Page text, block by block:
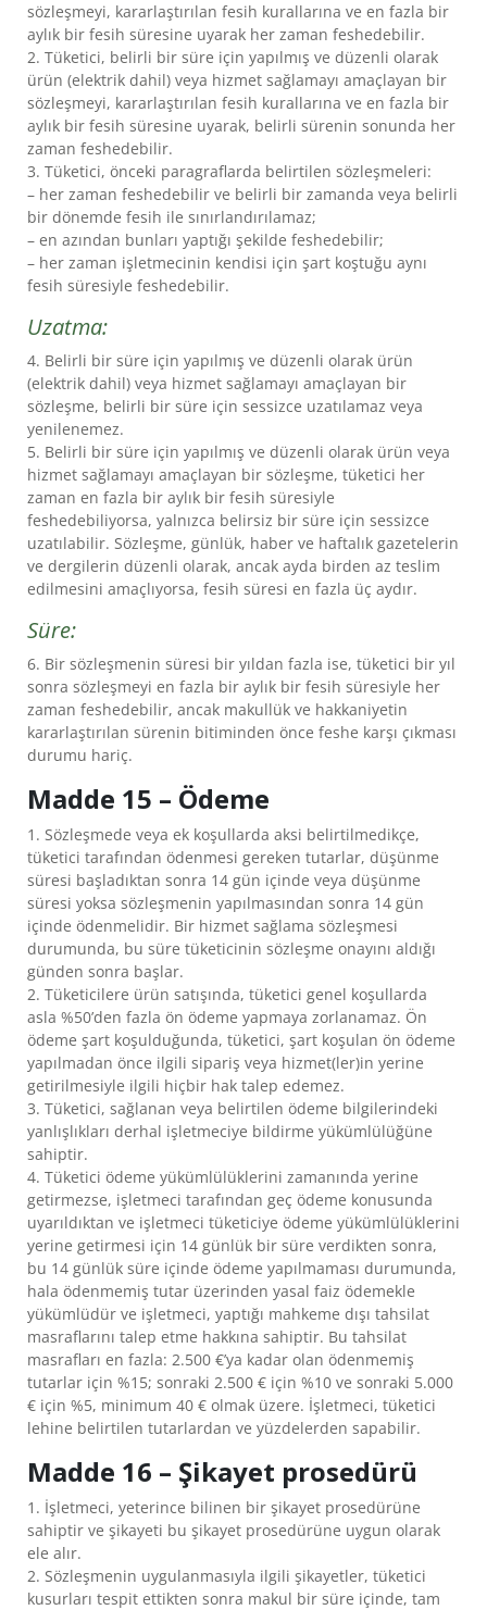
sözleşmeyi, kararlaştırılan fesih kurallarına ve en fazla bir
aylık bir fesih süresine uyarak her zaman feshedebilir.
2. Tüketici, belirli bir süre için yapılmış ve düzenli olarak
ürün (elektrik dahil) veya hizmet sağlamayı amaçlayan bir
sözleşmeyi, kararlaştırılan fesih kurallarına ve en fazla bir
aylık bir fesih süresine uyarak, belirli sürenin sonunda her
zaman feshedebilir.
3. Tüketici, önceki paragraflarda belirtilen sözleşmeleri:
– her zaman feshedebilir ve belirli bir zamanda veya belirli
bir dönemde fesih ile sınırlandırılamaz;
– en azından bunları yaptığı şekilde feshedebilir;
– her zaman işletmecinin kendisi için şart koştuğu aynı
fesih süresiyle feshedebilir.
Uzatma:
4. Belirli bir süre için yapılmış ve düzenli olarak ürün
(elektrik dahil) veya hizmet sağlamayı amaçlayan bir
sözleşme, belirli bir süre için sessizce uzatılamaz veya
yenilenemez.
5. Belirli bir süre için yapılmış ve düzenli olarak ürün veya
hizmet sağlamayı amaçlayan bir sözleşme, tüketici her
zaman en fazla bir aylık bir fesih süresiyle
feshedebiliyorsa, yalnızca belirsiz bir süre için sessizce
uzatılabilir. Sözleşme, günlük, haber ve haftalık gazetelerin
ve dergilerin düzenli olarak, ancak ayda birden az teslim
edilmesini amaçlıyorsa, fesih süresi en fazla üç aydır.
Süre:
6. Bir sözleşmenin süresi bir yıldan fazla ise, tüketici bir yıl
sonra sözleşmeyi en fazla bir aylık bir fesih süresiyle her
zaman feshedebilir, ancak makullük ve hakkaniyetin
kararlaştırılan sürenin bitiminden önce feshe karşı çıkması
durumu hariç.
Madde 15 – Ödeme
1. Sözleşmede veya ek koşullarda aksi belirtilmedikçe,
tüketici tarafından ödenmesi gereken tutarlar, düşünme
süresi başladıktan sonra 14 gün içinde veya düşünme
süresi yoksa sözleşmenin yapılmasından sonra 14 gün
içinde ödenmelidir. Bir hizmet sağlama sözleşmesi
durumunda, bu süre tüketicinin sözleşme onayını aldığı
günden sonra başlar.
2. Tüketicilere ürün satışında, tüketici genel koşullarda
asla %50’den fazla ön ödeme yapmaya zorlanamaz. Ön
ödeme şart koşulduğunda, tüketici, şart koşulan ön ödeme
yapılmadan önce ilgili sipariş veya hizmet(ler)in yerine
getirilmesiyle ilgili hiçbir hak talep edemez.
3. Tüketici, sağlanan veya belirtilen ödeme bilgilerindeki
yanlışlıkları derhal işletmeciye bildirme yükümlülüğüne
sahiptir.
4. Tüketici ödeme yükümlülüklerini zamanında yerine
getirmezse, işletmeci tarafından geç ödeme konusunda
uyarıldıktan ve işletmeci tüketiciye ödeme yükümlülüklerini
yerine getirmesi için 14 günlük bir süre verdikten sonra,
bu 14 günlük süre içinde ödeme yapılmaması durumunda,
hala ödenmemiş tutar üzerinden yasal faiz ödemekle
yükümlüdür ve işletmeci, yaptığı mahkeme dışı tahsilat
masraflarını talep etme hakkına sahiptir. Bu tahsilat
masrafları en fazla: 2.500 €’ya kadar olan ödenmemiş
tutarlar için %15; sonraki 2.500 € için %10 ve sonraki 5.000
€ için %5, minimum 40 € olmak üzere. İşletmeci, tüketici
lehine belirtilen tutarlardan ve yüzdelerden sapabilir.
Madde 16 – Şikayet prosedürü
1. İşletmeci, yeterince bilinen bir şikayet prosedürüne
sahiptir ve şikayeti bu şikayet prosedürüne uygun olarak
ele alır.
2. Sözleşmenin uygulanmasıyla ilgili şikayetler, tüketici
kusurları tespit ettikten sonra makul bir süre içinde, tam